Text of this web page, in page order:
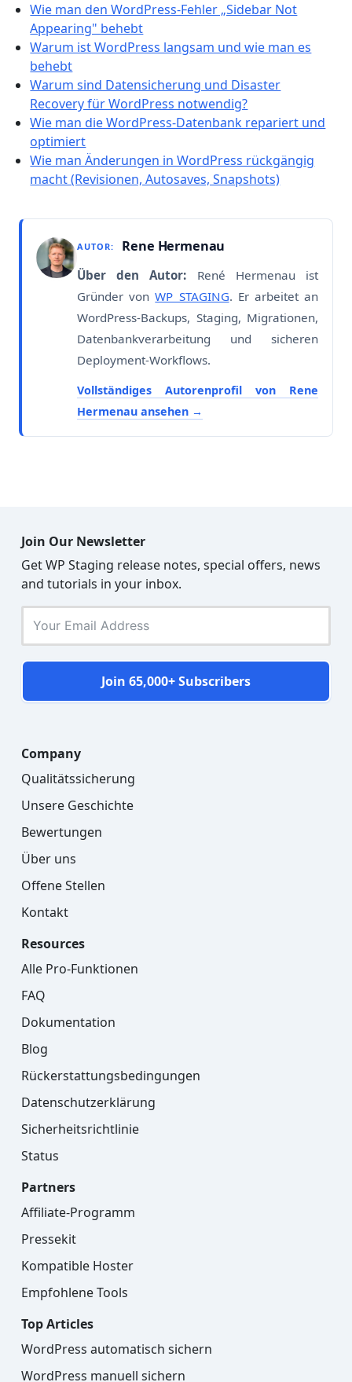
Wie man den WordPress-Fehler „Sidebar Not
Appearing" behebt
Warum ist WordPress langsam und wie man es
behebt
Warum sind Datensicherung und Disaster
Recovery für WordPress notwendig?
Wie man die WordPress-Datenbank repariert und
optimiert
Wie man Änderungen in WordPress rückgängig
macht (Revisionen, Autosaves, Snapshots)
AUTOR: Rene Hermenau
Über den Autor: René Hermenau ist
Gründer vonWP STAGING. Er arbeitet an
WordPress-Backups, Staging, Migrationen,
Datenbankverarbeitung und sicheren
Deployment-Workflows.
Vollständiges Autorenprofil von Rene
Hermenau ansehen
Join Our Newsletter
Get WP Staging release notes, special offers, news
and tutorials in your inbox.
Join 65,000+ Subscribers
Company
Qualitätssicherung
Unsere Geschichte
Bewertungen
Über uns
Offene Stellen
Kontakt
Resources
Alle Pro-Funktionen
FAQ
Dokumentation
Blog
Rückerstattungsbedingungen
Datenschutzerklärung
Sicherheitsrichtlinie
Status
Partners
Affiliate-Programm
Pressekit
Kompatible Hoster
Empfohlene Tools
Top Articles
WordPress automatisch sichern
WordPress manuell sichern